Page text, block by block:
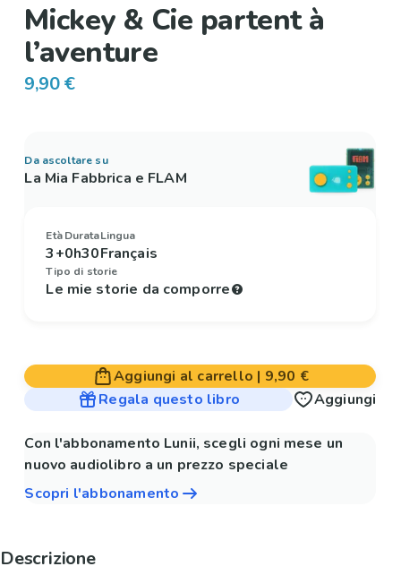
Mickey & Cie partent à
l’aventure
9,90 €
Da ascoltare su
La Mia Fabbrica e FLAM
Età
3+
Durata
0h30
Lingua
Français
Tipo di storie
Le mie storie da comporre
Aggiungi al carrello | 9,90 €
Regala questo libro
Aggiungi
Con l'abbonamento Lunii, scegli ogni mese un
nuovo audiolibro a un prezzo speciale
Scopri l'abbonamento
Descrizione